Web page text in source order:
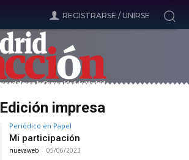
REGISTRARSE / UNIRSE
Edición impresa
Periódico en Papel
Mi participación
nuevaweb - 05/06/2023